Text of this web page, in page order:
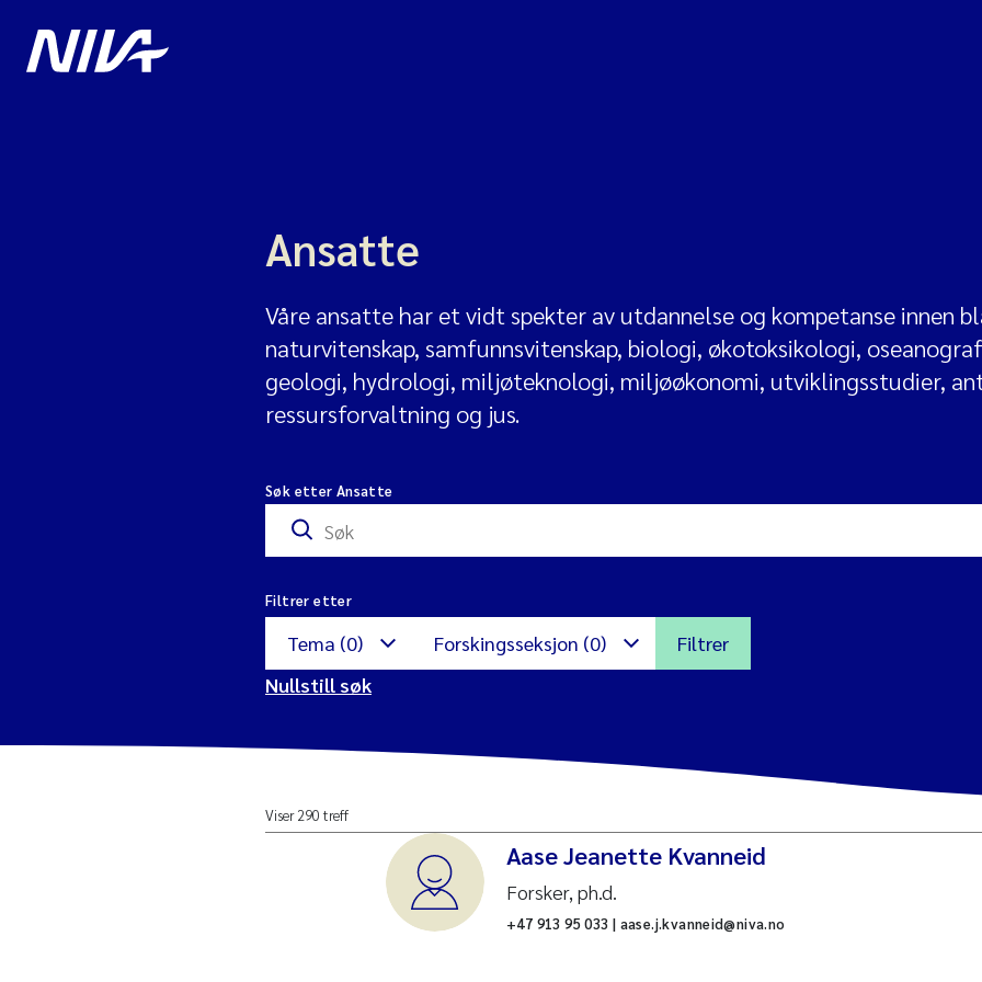
Ansatte
Våre ansatte har et vidt spekter av utdannelse og kompetanse innen
naturvitenskap, samfunnsvitenskap, biologi, økotoksikologi,
geologi, hydrologi, miljøteknologi, miljøøkonomi, utviklingsstudier,
ressursforvaltning og jus.
Søk etter Ansatte
Filtrer etter
Tema (0)
Avrenning
Blå skog
Forskingsseksjon (0)
Internasjonalt miljø og
utvikling
Miljøinformatikk
Filtrer
Nullstill søk
Viser 290 treff
Aase Jeanette Kvanneid
Forsker, ph.d.
+47 913 95 033 | aase.j.kvanneid@niva.no